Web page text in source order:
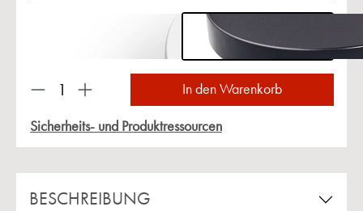
Produkt Anzahl: Gib den gewünschten Wert
In den Warenkorb
Sicherheits- und Produktressourcen
BESCHREIBUNG